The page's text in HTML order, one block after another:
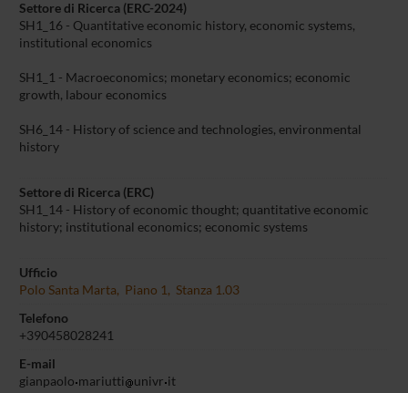
Settore di Ricerca (ERC-2024)
SH1_16 - Quantitative economic history, economic systems,
institutional economics
SH1_1 - Macroeconomics; monetary economics; economic
growth, labour economics
SH6_14 - History of science and technologies, environmental
history
Settore di Ricerca (ERC)
SH1_14 - History of economic thought; quantitative economic
history; institutional economics; economic systems
Ufficio
Polo Santa Marta, Piano 1, Stanza 1.03
Telefono
+390458028241
E-mail
gianpaolo mariutti univr it